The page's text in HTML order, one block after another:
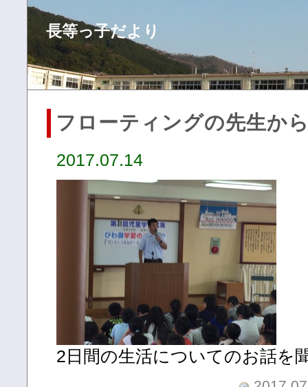
長等っ子だより
フローティングの先生か
2017.07.14
2日間の生活についてのお話を